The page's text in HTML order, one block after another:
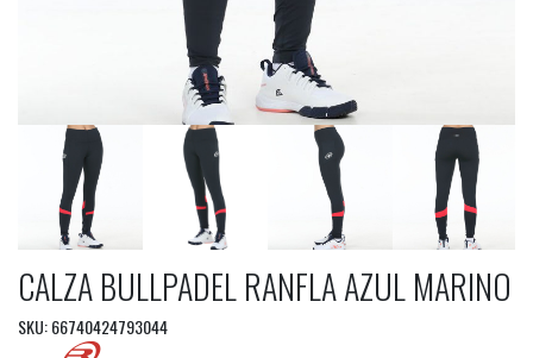
CALZA BULLPADEL RANFLA AZUL MARINO
SKU: 66740424793044